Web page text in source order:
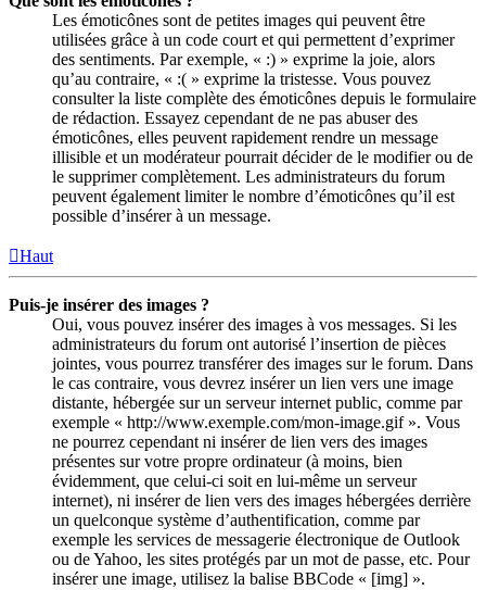
Les émoticônes sont de petites images qui peuvent être
utilisées grâce à un code court et qui permettent d’exprimer
des sentiments. Par exemple, « :) » exprime la joie, alors
qu’au contraire, « :( » exprime la tristesse. Vous pouvez
consulter la liste complète des émoticônes depuis le formulaire
de rédaction. Essayez cependant de ne pas abuser des
émoticônes, elles peuvent rapidement rendre un message
illisible et un modérateur pourrait décider de le modifier ou de
le supprimer complètement. Les administrateurs du forum
peuvent également limiter le nombre d’émoticônes qu’il est
possible d’insérer à un message.
Haut
Puis-je insérer des images ?
Oui, vous pouvez insérer des images à vos messages. Si les
administrateurs du forum ont autorisé l’insertion de pièces
jointes, vous pourrez transférer des images sur le forum. Dans
le cas contraire, vous devrez insérer un lien vers une image
distante, hébergée sur un serveur internet public, comme par
exemple « http://www.exemple.com/mon-image.gif ». Vous
ne pourrez cependant ni insérer de lien vers des images
présentes sur votre propre ordinateur (à moins, bien
évidemment, que celui-ci soit en lui-même un serveur
internet), ni insérer de lien vers des images hébergées derrière
un quelconque système d’authentification, comme par
exemple les services de messagerie électronique de Outlook
ou de Yahoo, les sites protégés par un mot de passe, etc. Pour
insérer une image, utilisez la balise BBCode « [img] ».